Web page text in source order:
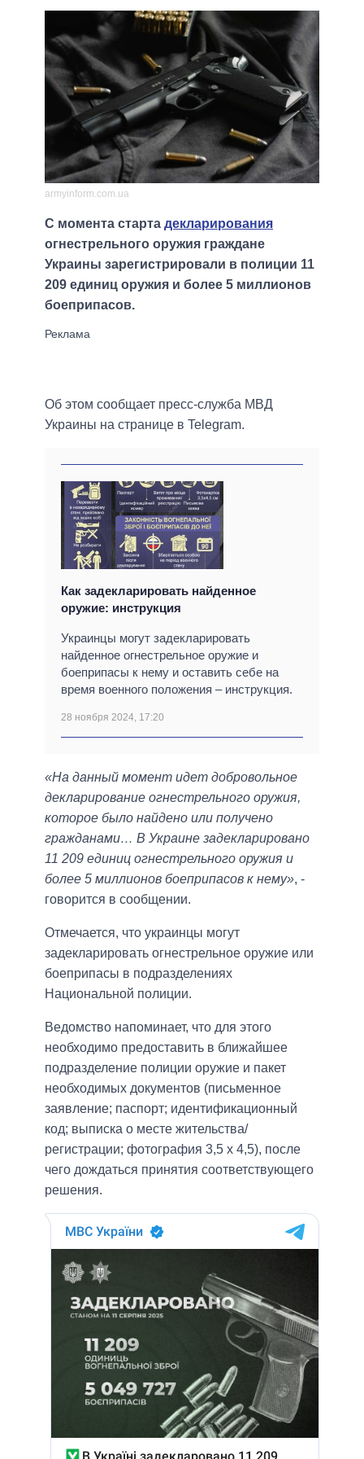
armyinform.com.ua
С момента старта декларирования
огнестрельного оружия граждане
Украины зарегистрировали в полиции 11
209 единиц оружия и более 5 миллионов
боеприпасов.
Об этом сообщает пресс-служба МВД
Украины на странице в Telegram.
Как задекларировать найденное
оружие: инструкция
Украинцы могут задекларировать
найденное огнестрельное оружие и
боеприпасы к нему и оставить себе на
время военного положения – инструкция.
28 ноября 2024, 17:20
«На данный момент идет добровольное
декларирование огнестрельного оружия,
которое было найдено или получено
гражданами… В Украине задекларировано
11 209 единиц огнестрельного оружия и
более 5 миллионов боеприпасов к нему», -
говорится в сообщении.
Отмечается, что украинцы могут
задекларировать огнестрельное оружие или
боеприпасы в подразделениях
Национальной полиции.
Ведомство напоминает, что для этого
необходимо предоставить в ближайшее
подразделение полиции оружие и пакет
необходимых документов (письменное
заявление; паспорт; идентификационный
код; выписка о месте жительства/
регистрации; фотография 3,5 х 4,5), после
чего дождаться принятия соответствующего
решения.